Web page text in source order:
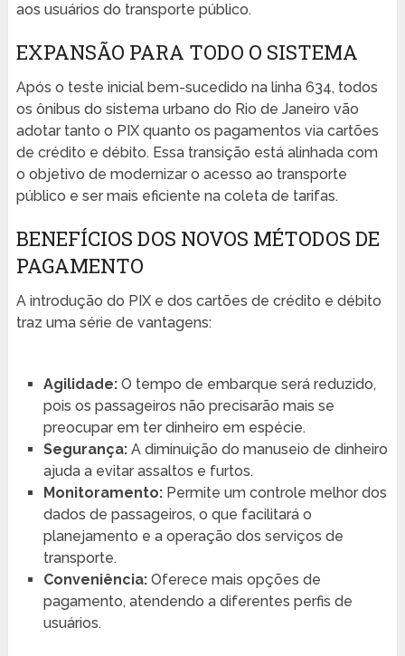
aos usuários do transporte público.
EXPANSÃO PARA TODO O SISTEMA
Após o teste inicial bem-sucedido na linha 634, todos
os ônibus do sistema urbano do Rio de Janeiro vão
adotar tanto o PIX quanto os pagamentos via cartões
de crédito e débito. Essa transição está alinhada com
o objetivo de modernizar o acesso ao transporte
público e ser mais eficiente na coleta de tarifas.
BENEFÍCIOS DOS NOVOS MÉTODOS DE
PAGAMENTO
A introdução do PIX e dos cartões de crédito e débito
traz uma série de vantagens:
Agilidade:O tempo de embarque será reduzido,
pois os passageiros não precisarão mais se
preocupar em ter dinheiro em espécie.
Segurança:A diminuição do manuseio de dinheiro
ajuda a evitar assaltos e furtos.
Monitoramento:Permite um controle melhor dos
dados de passageiros, o que facilitará o
planejamento e a operação dos serviços de
transporte.
Conveniência:Oferece mais opções de
pagamento, atendendo a diferentes perfis de
usuários.